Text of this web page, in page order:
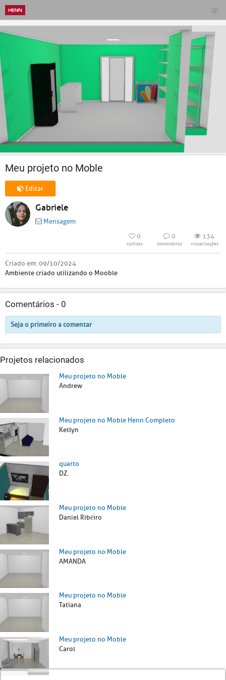
Meu projeto no Moble
Editar
Gabriele
Mensagem
0
curtidas
0
comentários
134
visualizações
Criado em:09/10/2024
Ambiente criado utilizando o Mooble
Comentários - 0
Seja o primeiro a comentar
Projetos relacionados
Meu projeto no Moble
Andrew
Meu projeto no Moble Henn Completo
Ketlyn
quarto
DZ.
Meu projeto no Moble
Danīel Ribēiro
Meu projeto no Moble
AMANDA
Meu projeto no Moble
Tatiana
Meu projeto no Moble
Carol